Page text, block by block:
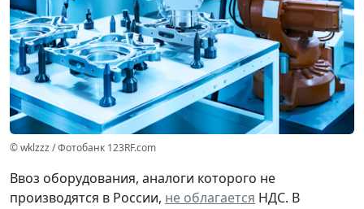
© wklzzz / Фотобанк 123RF.com
Ввоз оборудования, аналоги которого не
производятся в России, не облагается НДС. В